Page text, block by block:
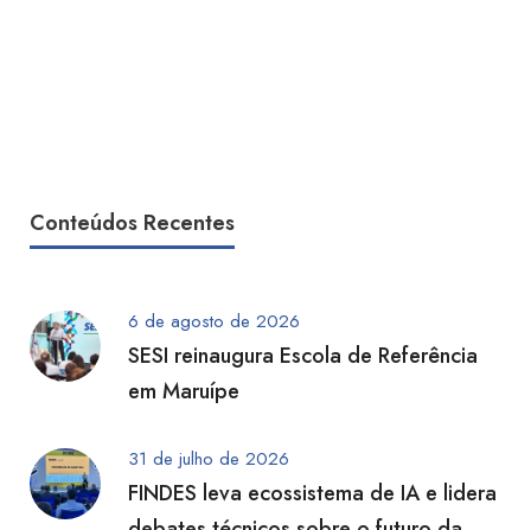
Conteúdos Recentes
6 de agosto de 2026
SESI reinaugura Escola de Referência
em Maruípe
31 de julho de 2026
FINDES leva ecossistema de IA e lidera